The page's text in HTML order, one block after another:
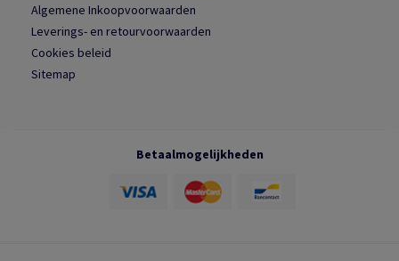
Algemene Inkoopvoorwaarden
Leverings- en retourvoorwaarden
Cookies beleid
Sitemap
Betaalmogelijkheden